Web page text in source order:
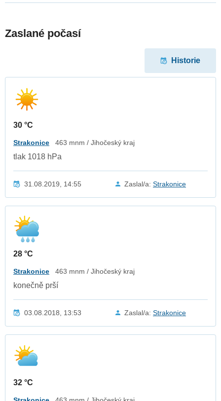
Zaslané počasí
Historie
30 °C
Strakonice 463 mnm / Jihočeský kraj
tlak 1018 hPa
31.08.2019, 14:55 Zaslal/a: Strakonice
28 °C
Strakonice 463 mnm / Jihočeský kraj
konečně prší
03.08.2018, 13:53 Zaslal/a: Strakonice
32 °C